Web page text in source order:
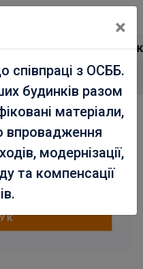
Сертифікована
×
з ОСББ.
будинків разом
матеріали,
впровадження
модернізації,
та компенсації